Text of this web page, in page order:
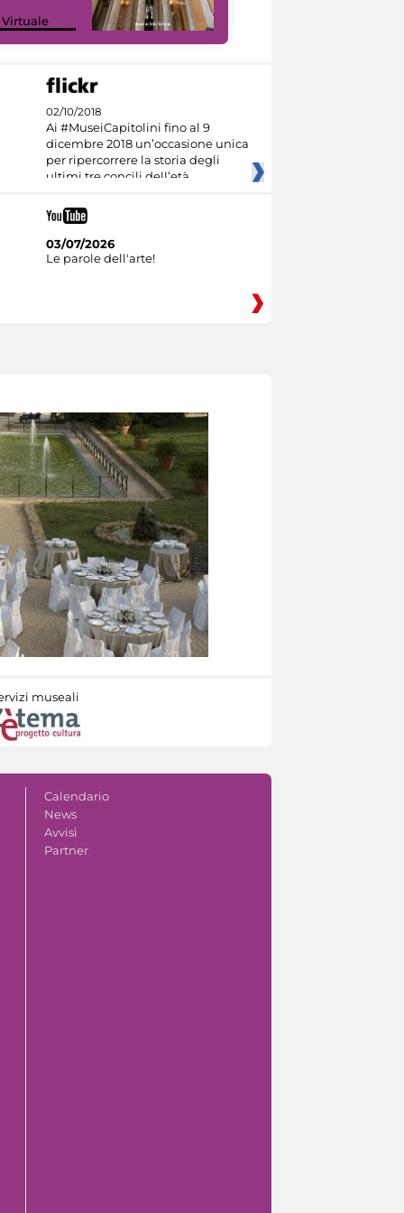
Virtuale
02/10/2018
Ai #MuseiCapitolini fino al 9
dicembre 2018 un’occasione unica
per ripercorrere la storia degli
ultimi tre concili dell’età
03/07/2026
Le parole dell'arte!
museali
Calendario
News
Avvisi
Partner